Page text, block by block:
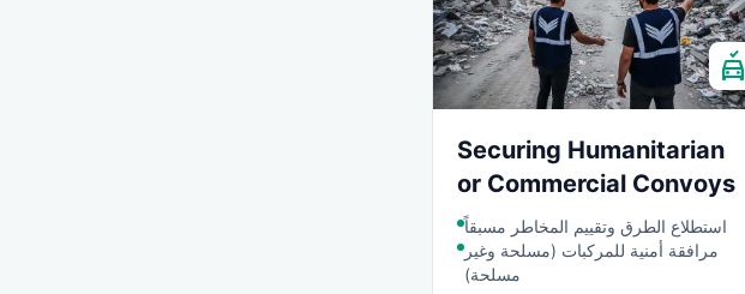
no_crash
Securing Humanitarian
or Commercial Convoys
استطلاع الطرق وتقييم المخاطر مسبقاً
مرافقة أمنية للمركبات (مسلحة وغير
مسلحة)